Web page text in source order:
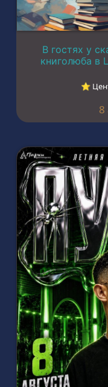
В гостях у
книголюба в
⭐︎
8